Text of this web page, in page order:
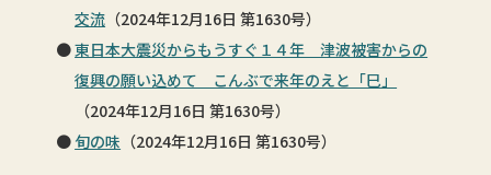
交流 （2024年12月16日 第1630号）
東日本大震災からもうすぐ１４年 津波被害からの
復興の願い込めて こんぶで来年のえと「巳」
（2024年12月16日 第1630号）
旬の味 （2024年12月16日 第1630号）